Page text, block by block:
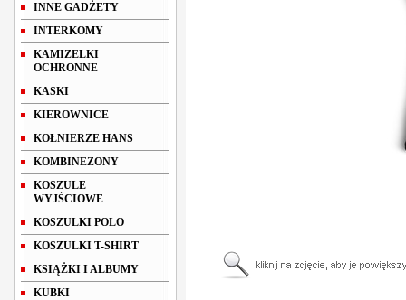
INNE GADŻETY
INTERKOMY
KAMIZELKI
OCHRONNE
KASKI
KIEROWNICE
KOŁNIERZE HANS
KOMBINEZONY
KOSZULE
WYJŚCIOWE
KOSZULKI POLO
KOSZULKI T-SHIRT
KSIĄŻKI I ALBUMY
KUBKI